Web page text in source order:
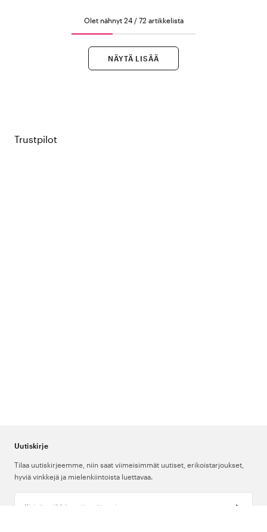
Olet nähnyt 24 / 72 artikkelista
NÄYTÄ LISÄÄ
Trustpilot
Uutiskirje
Tilaa uutiskirjeemme, niin saat viimeisimmät uutiset, erikoistarjoukset,
hyviä vinkkejä ja mielenkiintoista luettavaa.